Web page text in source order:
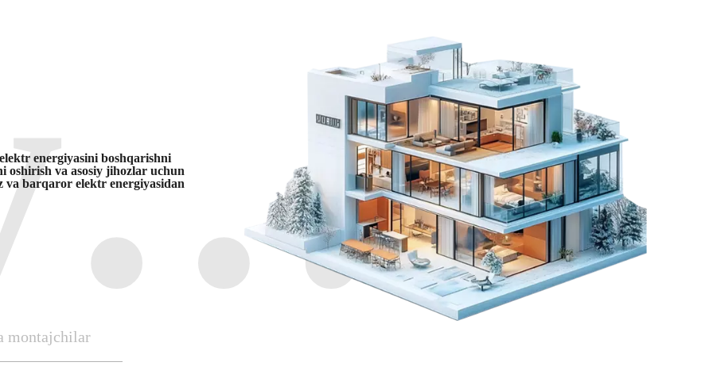
energiyasini boshqarishni
oshirish va asosiy jihozlar uchun
va barqaror elektr energiyasidan
montajchilar